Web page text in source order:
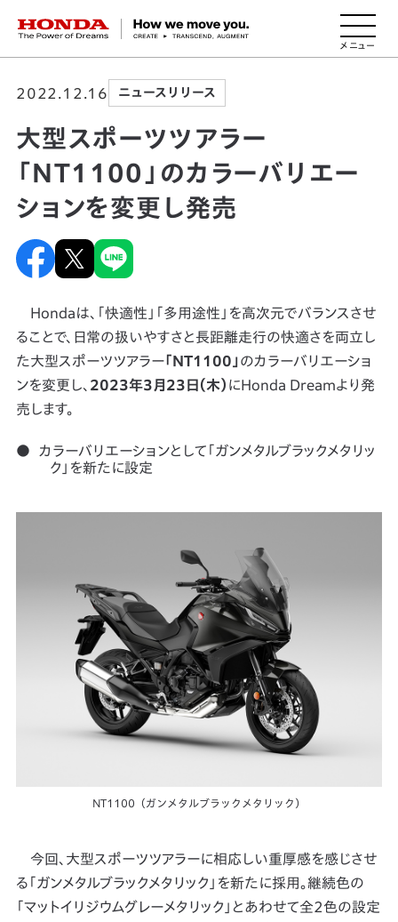
HONDA The Power of Dreams
2022.12.16 ニュースリリース
大型スポーツツアラー
「NT1100」のカラーバリエー
ションを変更し発売
Hondaは、「快適性」「多用途性」を高次元でバランスさせ
ることで、日常の扱いやすさと長距離走行の快適さを両立し
た大型スポーツツアラー「NT1100」のカラーバリエーショ
ンを変更し、 2023年3月23日（木） にHonda Dreamより発
売します。
カラーバリエーションとして「ガンメタルブラックメタリッ
ク」を新たに設定
NT1100（ガンメタルブラックメタリック）
今回、大型スポーツツアラーに相応しい重厚感を感じさせ
る「ガンメタルブラックメタリック」を新たに採用。継続色の
「マットイリジウムグレーメタリック」とあわせて全2色の設定